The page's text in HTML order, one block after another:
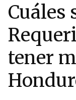
Cuáles
tener